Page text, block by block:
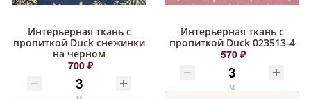
Интерьерная ткань с
пропиткой Duck снежинки
на черном
700 ₽
Интерьерная ткань с
пропиткой Duck 023513-4
570 ₽
м